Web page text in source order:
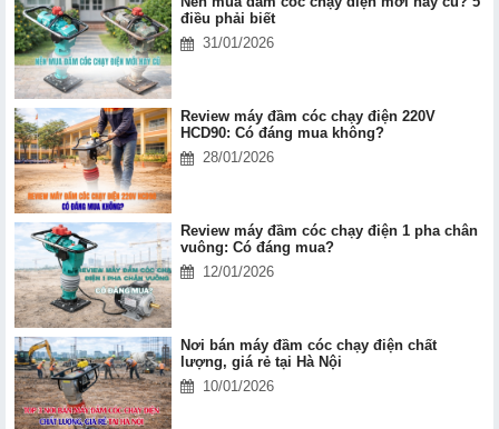
điều phải biết
31/01/2026
Review máy đầm cóc chạy điện 220V
HCD90: Có đáng mua không?
28/01/2026
Review máy đầm cóc chạy điện 1 pha chân
vuông: Có đáng mua?
12/01/2026
Nơi bán máy đầm cóc chạy điện chất
lượng, giá rẻ tại Hà Nội
10/01/2026